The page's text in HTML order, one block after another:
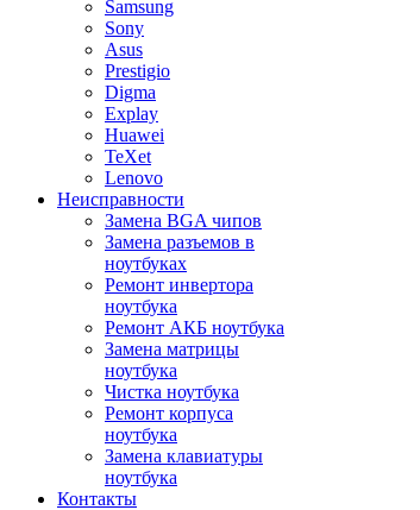
Samsung
Sony
Asus
Prestigio
Digma
Explay
Huawei
TeXet
Lenovo
Неисправности
Замена BGA чипов
Замена разъемов в
ноутбуках
Ремонт инвертора
ноутбука
Ремонт АКБ ноутбука
Замена матрицы
ноутбука
Чистка ноутбука
Ремонт корпуса
ноутбука
Замена клавиатуры
ноутбука
Контакты